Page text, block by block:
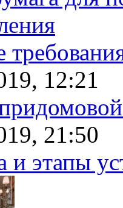
12:21
21:50
и этапы